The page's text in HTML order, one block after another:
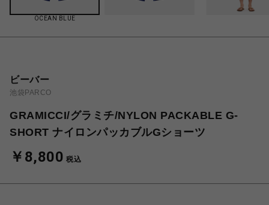
OCEAN BLUE
ビーバー
池袋PARCO
GRAMICCI/グラミチ/NYLON PACKABLE G-
SHORT ナイロンパッカブルGショーツ
￥8,800 税込